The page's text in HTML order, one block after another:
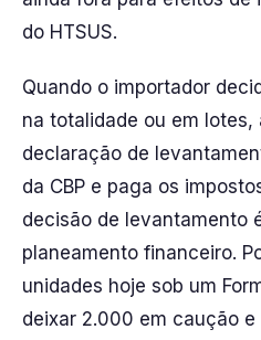
do HTSUS.
Quando o importador
na totalidade ou em lotes,
declaração de
da CBP e paga os
decisão de levantamento
planeamento financeiro.
unidades hoje sob um
deixar 2.000 em caução